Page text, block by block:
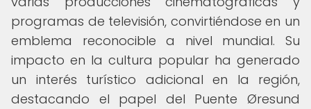
programas de televisión, convirtiéndose en un
emblema reconocible a nivel mundial. Su
impacto en la cultura popular ha generado
un interés turístico adicional en la región,
destacando el papel del Puente Øresund